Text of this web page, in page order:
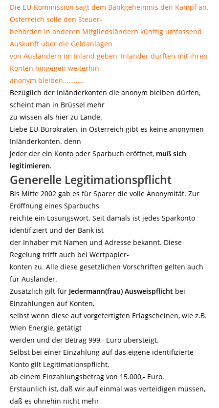
Die EU-Kommission sagt dem Bankgeheimnis den Kampf an.
Österreich solle den Steuer-
behörden in anderen Mitgliedsländern künftig umfassend
Auskunft über die Geldanlagen
von Ausländern im Inland geben, Inländer dürften mit ihren
Konten hingegen weiterhin
anonym bleiben…………
Bezüglich der Inländerkonten die anonym bleiben dürfen,
scheint man in Brüssel mehr
zu wissen als hier zu Lande.
Liebe EU-Bürokraten, in Österreich gibt es keine anonymen
Inländerkonten. denn
jeder der ein Konto oder Sparbuch eröffnet, muß sich
legitimieren.
Generelle Legitimationspflicht
Bis Mitte 2002 gab es für Sparer die volle Anonymität. Zur
Eröffnung eines Sparbuchs
reichte ein Losungswort. Seit damals ist jedes Sparkonto
identifiziert und der Bank ist
der Inhaber mit Namen und Adresse bekannt. Diese
Regelung trifft auch bei Wertpapier-
konten zu. Alle diese gesetzlichen Vorschriften gelten auch
für Ausländer.
Zusätzlich gilt für Jedermann(frau) Ausweispflicht bei
Einzahlungen auf Konten,
selbst wenn diese auf vorgefertigten Erlagscheinen, wie z.B.
Wien Energie, getätigt
werden und der Betrag 999,- Euro übersteigt.
Selbst bei einer Einzahlung auf das eigene identifizierte
Konto gilt Legitimationspflicht,
ab einem Einzahlungsbetrag von 15.000,- Euro.
Erstaunlich ist, daß wir auf einmal was verteidigen müssen,
daß es ohnehin nicht mehr